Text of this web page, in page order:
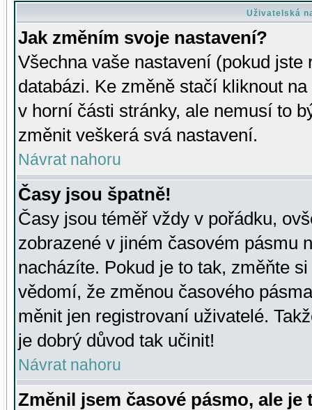
Uživatelská
Jak změním svoje nastavení?
Všechna vaše nastavení (pokud
databázi. Ke změně stačí kliknout
v horní části stránky, ale nemusí to
změnit veškerá svá nastavení.
Návrat nahoru
Časy jsou špatně!
Časy jsou téměř vždy v pořádku,
zobrazené v jiném časovém pásmu
nacházíte. Pokud je to tak, změňte
vědomí, že změnou časového
měnit jen registrovaní uživatelé.
je dobrý důvod tak učinit!
Návrat nahoru
Změnil jsem časové pásmo, ale je